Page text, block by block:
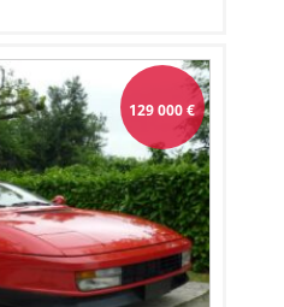
129 000€